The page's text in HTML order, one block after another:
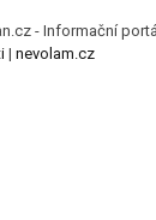
- Informační
| nevolam.cz